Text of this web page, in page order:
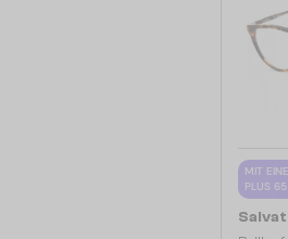
MIT
PLUS